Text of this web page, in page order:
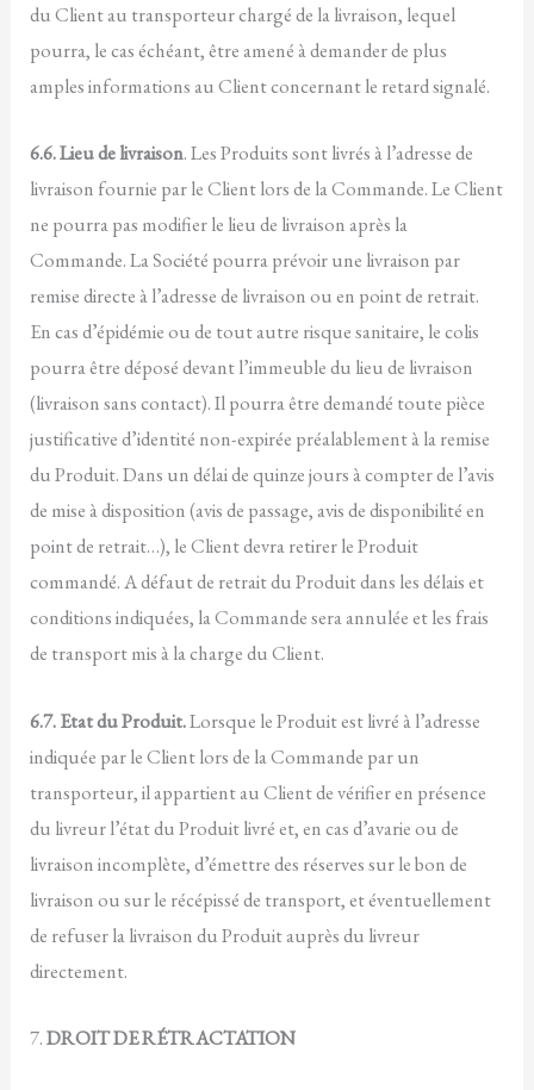
du Client au transporteur chargé de la livraison, lequel
pourra, le cas échéant, être amené à demander de plus
amples informations au Client concernant le retard signalé.
6.6. Lieu de livraison. Les Produits sont livrés à l’adresse de
livraison fournie par le Client lors de la Commande. Le Client
ne pourra pas modifier le lieu de livraison après la
Commande. La Société pourra prévoir une livraison par
remise directe à l’adresse de livraison ou en point de retrait.
En cas d’épidémie ou de tout autre risque sanitaire, le colis
pourra être déposé devant l’immeuble du lieu de livraison
(livraison sans contact). Il pourra être demandé toute pièce
justificative d’identité non-expirée préalablement à la remise
du Produit. Dans un délai de quinze jours à compter de l’avis
de mise à disposition (avis de passage, avis de disponibilité en
point de retrait…), le Client devra retirer le Produit
commandé. A défaut de retrait du Produit dans les délais et
conditions indiquées, la Commande sera annulée et les frais
de transport mis à la charge du Client.
6.7. Etat du Produit.Lorsque le Produit est livré à l’adresse
indiquée par le Client lors de la Commande par un
transporteur, il appartient au Client de vérifier en présence
du livreur l’état du Produit livré et, en cas d’avarie ou de
livraison incomplète, d’émettre des réserves sur le bon de
livraison ou sur le récépissé de transport, et éventuellement
de refuser la livraison du Produit auprès du livreur
directement.
7.DROIT DE RÉTRACTATION